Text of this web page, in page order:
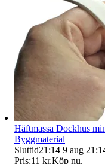
Häftmassa Dockhus
Byggmaterial
Sluttid21:14 9 aug
Pris:11 kr,Köp nu.